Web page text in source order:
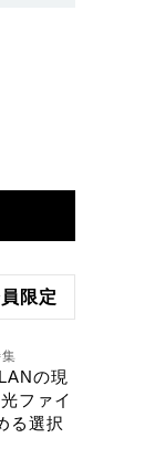
限定
の現
ファイ
る選択